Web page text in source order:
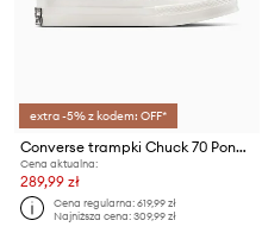
extra -5% z kodem: OFF*
Converse trampki Chuck 70 Pony Hair
Cena aktualna:
289,99 zł
Cena regularna:619,99 zł
Najniższa cena:309,99 zł